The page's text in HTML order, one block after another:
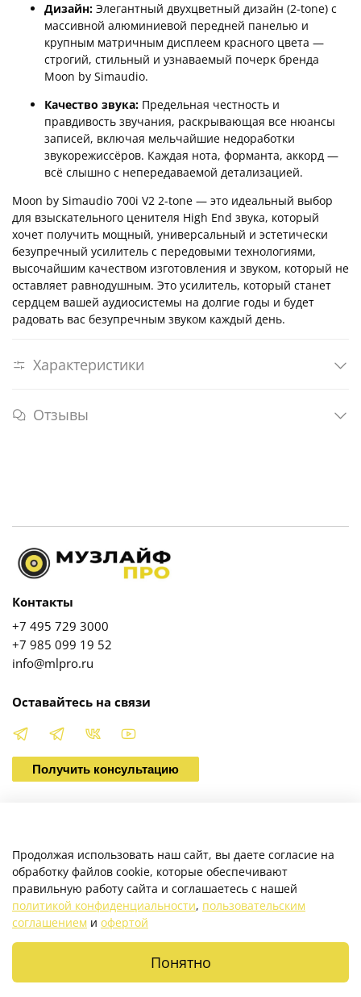
Дизайн: Элегантный двухцветный дизайн (2-tone) с
массивной алюминиевой передней панелью и
крупным матричным дисплеем красного цвета —
строгий, стильный и узнаваемый почерк бренда
Moon by Simaudio.
Качество звука: Предельная честность и
правдивость звучания, раскрывающая все нюансы
записей, включая мельчайшие недоработки
звукорежиссёров. Каждая нота, форманта, аккорд —
всё слышно с непередаваемой детализацией.
Moon by Simaudio 700i V2 2-tone — это идеальный выбор
для взыскательного ценителя High End звука, который
хочет получить мощный, универсальный и эстетически
безупречный усилитель с передовыми технологиями,
высочайшим качеством изготовления и звуком, который не
оставляет равнодушным. Это усилитель, который станет
сердцем вашей аудиосистемы на долгие годы и будет
радовать вас безупречным звуком каждый день.
Характеристики
Отзывы
О магазине
Клиентам
Каталог
Контакты
+7 495 729 3000
+7 985 099 19 52
info@mlpro.ru
Оставайтесь на связи
Получить консультацию
Продолжая использовать наш сайт, вы даете согласие на
обработку файлов cookie, которые обеспечивают
правильную работу сайта и соглашаетесь с нашей
политикой конфиденциальности, пользовательским
соглашением и офертой
Понятно